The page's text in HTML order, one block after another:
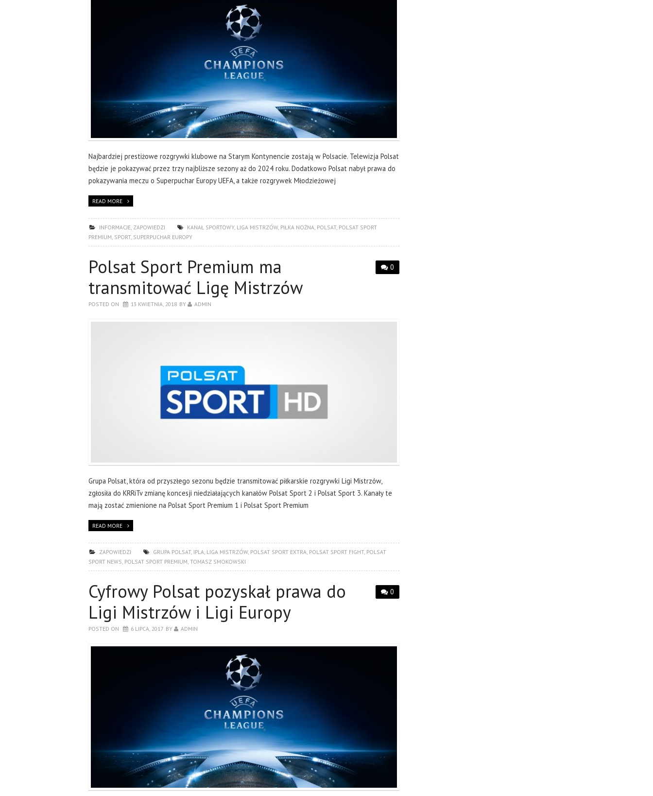
Najbardziej prestiżowe rozgrywki klubowe na Starym Kontynencie zostają w Polsacie. Telewizja Polsat
będzie je pokazywać przez trzy najbliższe sezony aż do 2024 roku. Dodatkowo Polsat nabył prawa do
pokazywania meczu o Superpuchar Europy UEFA, a także rozgrywek Młodzieżowej
READ MORE
INFORMACJE, ZAPOWIEDZI KANAŁ SPORTOWY, LIGA MISTRZÓW, PIŁKA NOŻNA POLSAT, POLSAT SPORT
PREMIUM SPORT, SUPERPUCHAR EUROPY
0
Polsat Sport Premium ma
transmitować Ligę Mistrzów
POSTED ON 13 KWIETNIA, 2018 BY ADMIN
Grupa Polsat, która od przyszłego sezonu będzie transmitować piłkarskie rozgrywki Ligi Mistrzów,
zgłosiła do KRRiTv zmianę koncesji niedziałających kanałów Polsat Sport 2 i Polsat Sport 3. Kanały te
mają zostać zmienione na Polsat Sport Premium 1 i Polsat Sport Premium
READ MORE
ZAPOWIEDZI GRUPA POLSAT, IPLA, LIGA MISTRZÓW, POLSAT SPORT EXTRA, POLSAT SPORT FIGHT, POLSAT
SPORT NEWS, POLSAT SPORT PREMIUM, TOMASZ SMOKOWSKI
0
Cyfrowy Polsat pozyskał prawa do
Ligi Mistrzów i Ligi Europy
POSTED ON 6 LIPCA, 2017 BY ADMIN